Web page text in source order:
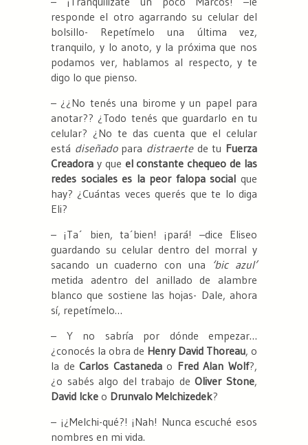
responde el otro agarrando su celular del
bolsillo- Repetímelo una última vez,
tranquilo, y lo anoto, y la próxima que nos
podamos ver, hablamos al respecto, y te
digo lo que pienso.
– ¿¿No tenés una birome y un papel para
anotar?? ¿Todo tenés que guardarlo en tu
celular? ¿No te das cuenta que el celular
está diseñadopara distraertede tu Fuerza
Creadora y que el constante chequeo de las
redes sociales es la peor falopa social que
hay? ¿Cuántas veces querés que te lo diga
Eli?
– ¡Ta´ bien, ta´bien! ¡pará! –dice Eliseo
guardando su celular dentro del morral y
sacando un cuaderno con una
‘bic azul’
metida adentro del anillado de alambre
blanco que sostiene las hojas- Dale, ahora
sí, repetímelo…
– Y no sabría por dónde empezar…
¿conocés la obra de Henry David Thoreau, o
la deCarlos Castanedao Fred Alan Wolf?,
¿o sabés algo del trabajo deOliver Stone,
David Icke o Drunvalo Melchizedek?
– ¡¿Melchi-qué?! ¡Nah! Nunca escuché esos
nombres en mi vida.